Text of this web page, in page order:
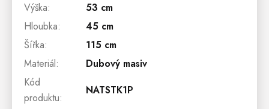
Výška:
53 cm
Hloubka:
45 cm
Šířka:
115 cm
Materiál:
Dubový masiv
Kód
produktu:
NATSTK1P